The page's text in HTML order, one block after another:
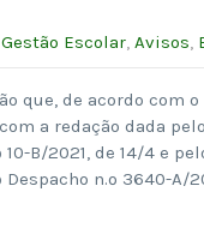
Escolar, Avisos,
que, de acordo com
a redação dada
B/2021, de 14/4 e
n.º 3640-A/